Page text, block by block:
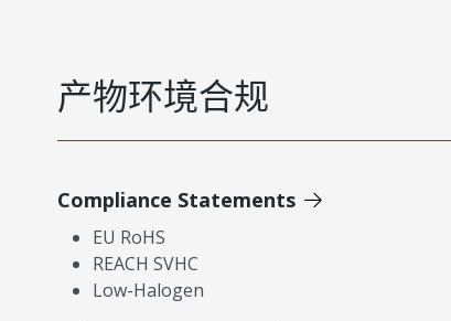
产物环境合规
Compliance Statements
EU RoHS
REACH SVHC
Low-Halogen